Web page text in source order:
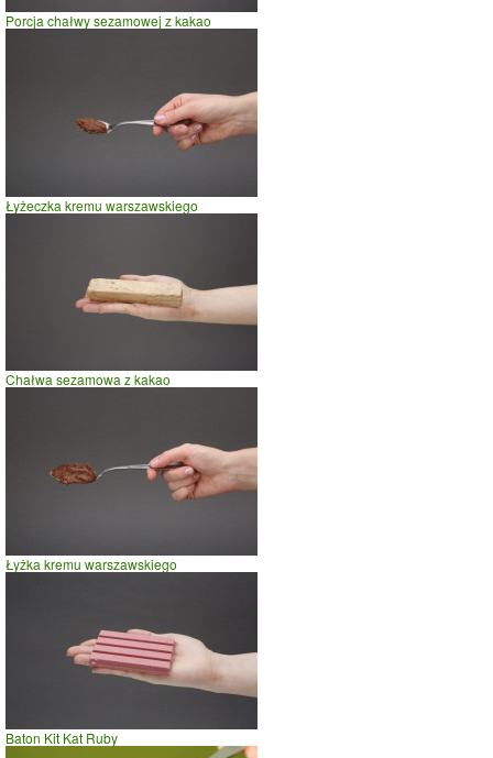
0
szybki taniec,trucht
Porcja chałwy sezamowej z kakao
Łyżeczka kremu warszawskiego
Chałwa sezamowa z kakao
Łyżka kremu warszawskiego
Baton Kit Kat Ruby